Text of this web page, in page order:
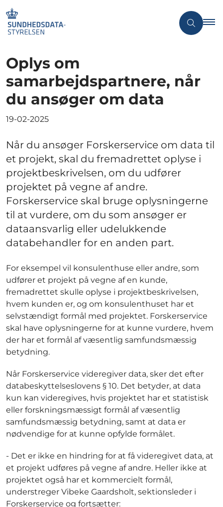
Oplys om
samarbejdspartnere, når
du ansøger om data
19-02-2025
Når du ansøger Forskerservice om data til
et projekt, skal du fremadrettet oplyse i
projektbeskrivelsen, om du udfører
projektet på vegne af andre.
Forskerservice skal bruge oplysningerne
til at vurdere, om du som ansøger er
dataansvarlig eller udelukkende
databehandler for en anden part.
For eksempel vil konsulenthuse eller andre, som
udfører et projekt på vegne af en kunde,
fremadrettet skulle oplyse i projektbeskrivelsen,
hvem kunden er, og om konsulenthuset har et
selvstændigt formål med projektet. Forskerservice
skal have oplysningerne for at kunne vurdere, hvem
der har et formål af væsentlig samfundsmæssig
betydning.
Når Forskerservice videregiver data, sker det efter
databeskyttelseslovens § 10. Det betyder, at data
kun kan videregives, hvis projektet har et statistisk
eller forskningsmæssigt formål af væsentlig
samfundsmæssig betydning, samt at data er
nødvendige for at kunne opfylde formålet.
- Det er ikke en hindring for at få videregivet data, at
et projekt udføres på vegne af andre. Heller ikke at
projektet også har et kommercielt formål,
understreger Vibeke Gaardsholt, sektionsleder i
Forskerservice og fortsætter: